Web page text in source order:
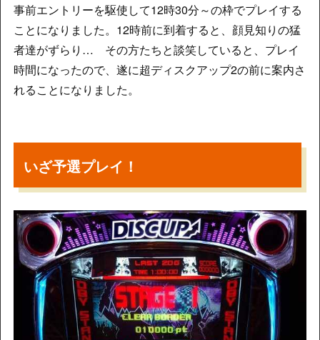
事前エントリーを駆使して12時30分～の枠でプレイする
ことになりました。12時前に到着すると、顔見知りの猛
者達がずらり… その方たちと談笑していると、プレイ
時間になったので、遂に超ディスクアップ2の前に案内さ
れることになりました。
いざ予選プレイ！